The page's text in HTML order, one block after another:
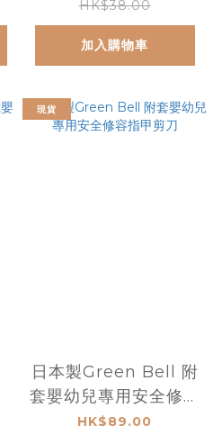
9M
HK$38.00
加入購物車
現貨
日本製Green Bell 附
套嬰幼兒專用安全修容
指甲剪刀
HK$89.00